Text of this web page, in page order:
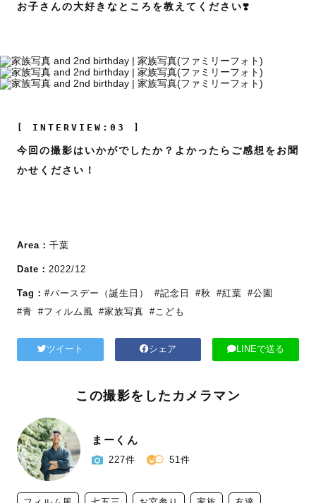
お子さんの大好きなところを教えてください❣️
[ INTERVIEW:03 ]
今回の撮影はいかがでしたか？よかったらご感想をお聞
かせください！
Area： 千葉
Date： 2022/12
Tag： #バースデー（誕生日） #記念日 #秋 #紅葉 #公園
#青 #フィルム風 #家族写真 #こども
ツイート シェア LINEで送る
この撮影をしたカメラマン
まーくん
227件 51件